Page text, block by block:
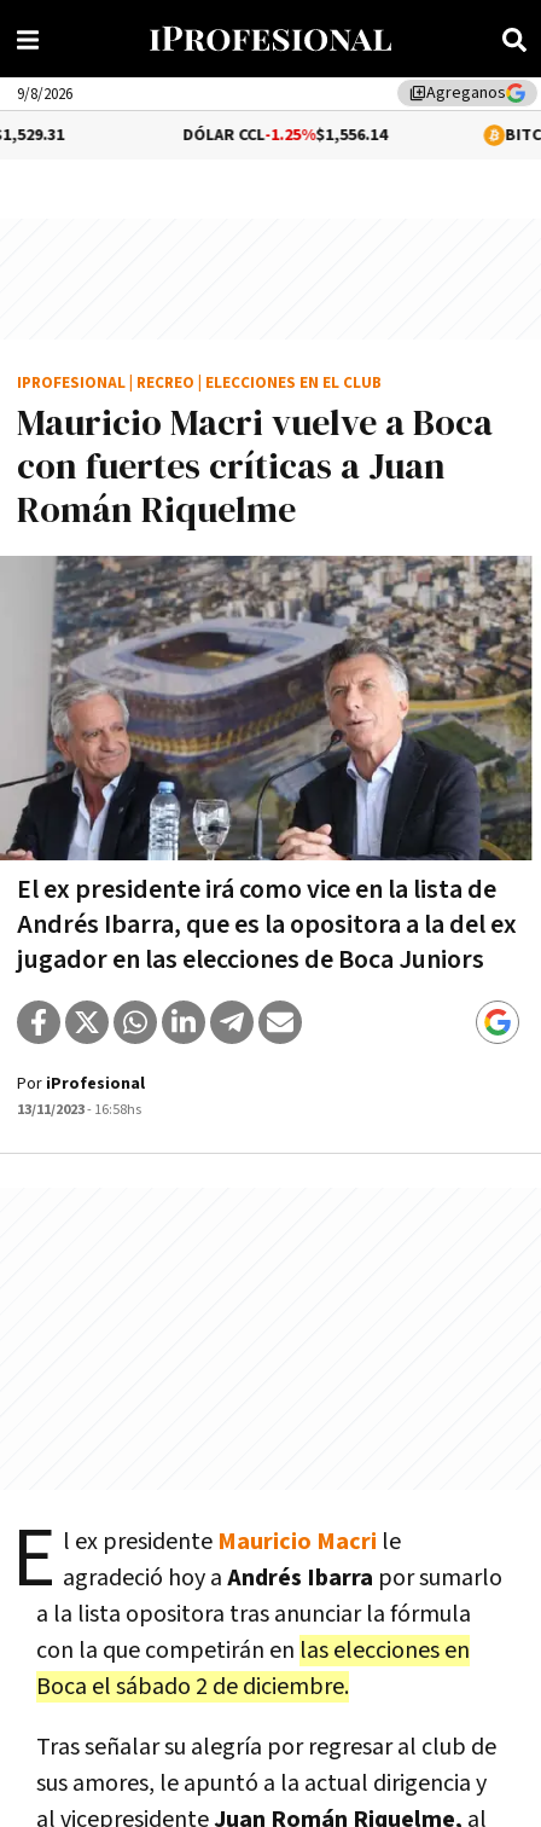
library_addAgreganos
9/8/2026
-1.25%$1,556.14 0.05%
Mauricio Macri vuelve a Boca
con fuertes críticas a Juan
Román Riquelme
El ex presidente irá como vice en la lista de
Andrés Ibarra, que es la opositora a la del ex
jugador en las elecciones de Boca Juniors
IPROFESIONAL RECREO ELECCIONES EN EL CLUB
Por iProfesional
13/11/2023- 16:58hs
E l ex presidente Mauricio Macri le
agradeció hoy aAndrés Ibarra por sumarlo
a la lista opositora tras anunciar la fórmula
con la que competirán en las elecciones en
Boca el sábado 2 de diciembre.
Tras señalar su alegría por regresar al club de
sus amores, le apuntó a la actual dirigencia y
al vicepresidenteJuan Román Riquelme, al